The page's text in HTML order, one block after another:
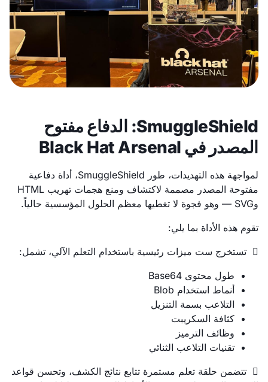
SmuggleShield: الدفاع مفتوح
المصدر في Black Hat Arsenal
لمواجهة هذه التهديدات، طور SmuggleShield، أداة دفاعية
مفتوحة المصدر مصممة لاكتشاف ومنع هجمات تهريب HTML
وSVG — وهو فجوة لا تغطيها معظم الحلول المؤسسية حالياً.
تقوم هذه الأداة بما يلي:
 تستخرج ست ميزات رئيسية باستخدام التعلم الآلي، تشمل:
طول محتوى Base64
أنماط استخدام Blob
التلاعب بسمة التنزيل
كثافة السكريبت
وظائف الترميز
تقنيات التلاعب الثنائي
 تتضمن حلقة تعلم مستمرة تتابع نتائج الكشف، وتحسن قواعد